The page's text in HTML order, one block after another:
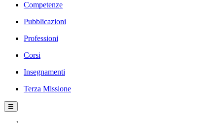
Competenze
Pubblicazioni
Professioni
Corsi
Insegnamenti
Terza Missione
☰